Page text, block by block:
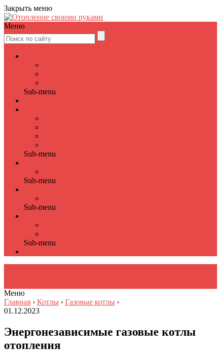
Закрыть меню
Меню
Sub-menu
Sub-menu
Sub-menu
Sub-menu
Sub-menu
Меню
Главная › Котлы › Газовые котлы ›
01.12.2023
Энергонезависимые газовые котлы
отопления